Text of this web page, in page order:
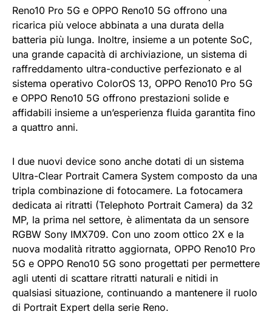
Reno10 Pro 5G e OPPO Reno10 5G offrono una
ricarica più veloce abbinata a una durata della
batteria più lunga. Inoltre, insieme a un potente SoC,
una grande capacità di archiviazione, un sistema di
raffreddamento ultra-conductive perfezionato e al
sistema operativo ColorOS 13, OPPO Reno10 Pro 5G
e OPPO Reno10 5G offrono prestazioni solide e
affidabili insieme a un’esperienza fluida garantita fino
a quattro anni.
I due nuovi device sono anche dotati di un sistema
Ultra-Clear Portrait Camera System composto da una
tripla combinazione di fotocamere. La fotocamera
dedicata ai ritratti (Telephoto Portrait Camera) da 32
MP, la prima nel settore, è alimentata da un sensore
RGBW Sony IMX709. Con uno zoom ottico 2X e la
nuova modalità ritratto aggiornata, OPPO Reno10 Pro
5G e OPPO Reno10 5G sono progettati per permettere
agli utenti di scattare ritratti naturali e nitidi in
qualsiasi situazione, continuando a mantenere il ruolo
di Portrait Expert della serie Reno.